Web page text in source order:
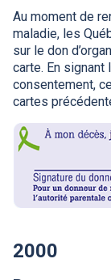
Au moment de
maladie, les
sur le don
carte. En signant
consentement,
cartes
2000